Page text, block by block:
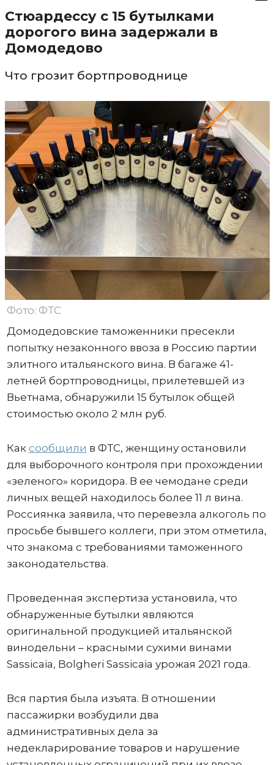
Стюардессу с 15 бутылками
дорогого вина задержали в
Домодедово
Что грозит бортпроводнице
Фото: ФТС
Домодедовские таможенники пресекли
попытку незаконного ввоза в Россию партии
элитного итальянского вина. В багаже 41-
летней бортпроводницы, прилетевшей из
Вьетнама, обнаружили 15 бутылок общей
стоимостью около 2 млн руб.
Как сообщили в ФТС, женщину остановили
для выборочного контроля при прохождении
«зеленого» коридора. В ее чемодане среди
личных вещей находилось более 11 л вина.
Россиянка заявила, что перевезла алкоголь по
просьбе бывшего коллеги, при этом отметила,
что знакома с требованиями таможенного
законодательства.
Проведенная экспертиза установила, что
обнаруженные бутылки являются
оригинальной продукцией итальянской
винодельни – красными сухими винами
Sassicaia, Bolgheri Sassicaia урожая 2021 года.
Вся партия была изъята. В отношении
пассажирки возбудили два
административных дела за
недекларирование товаров и нарушение